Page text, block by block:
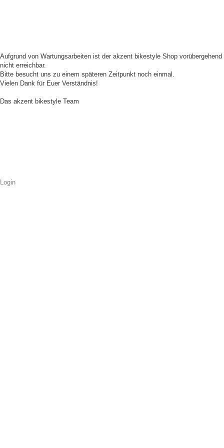
Aufgrund von Wartungsarbeiten ist der akzent bikestyle Shop vorübergehend
nicht erreichbar.
Bitte besucht uns zu einem späteren Zeitpunkt noch einmal.
Vielen Dank für Euer Verständnis!
Das akzent bikestyle Team
Login